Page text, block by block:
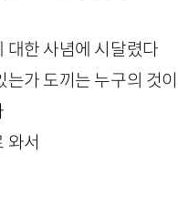
대한 사념에 시달렸다
는가 도끼는 누구의 것이
와서